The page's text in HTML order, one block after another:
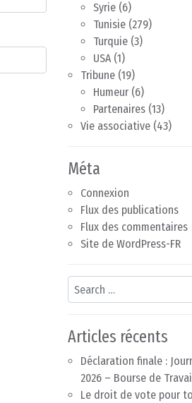
Syrie (6)
Tunisie (279)
Turquie (3)
USA(1)
Tribune (19)
Humeur (6)
Partenaires (13)
Vie associative (43)
Méta
Connexion
Flux des publications
Flux des commentaires
Site de WordPress-FR
Search
Articles récents
Déclaration finale :
2026 – Bourse de
Le droit de vote pour